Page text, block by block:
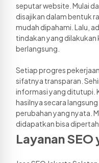
seputar website. Mulai
disajikan dalam bentuk
mudah dipahami. Lalu,
tindakan yang
berlangsung.
Setiap progres
sifatnya transparan.
informasi yang ditutupi.
hasilnya secara
perubahan yang nyata.
didapatkan bisa
Layanan